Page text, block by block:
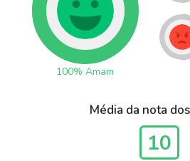
100% Amam
Média da nota
10